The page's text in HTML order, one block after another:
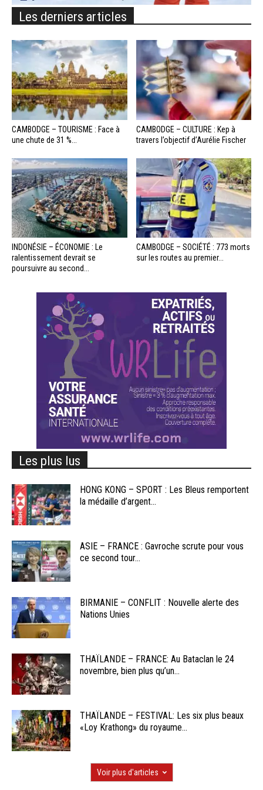
Les derniers articles
CAMBODGE – TOURISME : Face à
une chute de 31 %...
CAMBODGE – CULTURE : Kep à
travers l’objectif d’Aurélie Fischer
INDONÉSIE – ÉCONOMIE : Le
ralentissement devrait se
poursuivre au second...
CAMBODGE – SOCIÉTÉ : 773 morts
sur les routes au premier...
Les plus lus
HONG KONG – SPORT : Les Bleus remportent
la médaille d’argent...
ASIE – FRANCE : Gavroche scrute pour vous
ce second tour...
BIRMANIE – CONFLIT : Nouvelle alerte des
Nations Unies
THAÏLANDE – FRANCE: Au Bataclan le 24
novembre, bien plus qu’un...
THAÏLANDE – FESTIVAL: Les six plus beaux
«Loy Krathong» du royaume...
Voir plus d'articles